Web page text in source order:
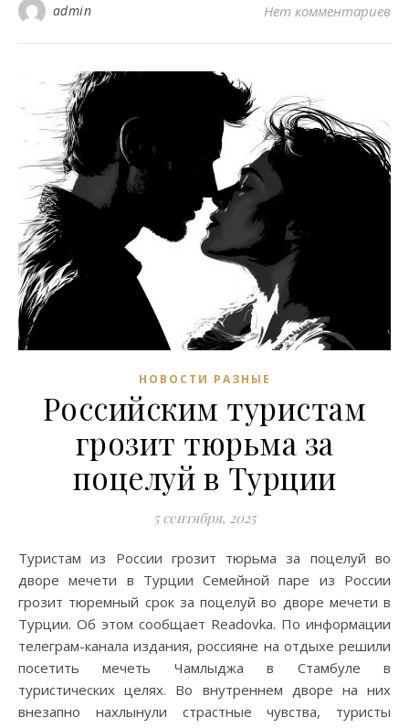
admin Нет комментариев
НОВОСТИ РАЗНЫЕ
Российским туристам
грозит тюрьма за
поцелуй в Турции
5 сентября, 2025
Туристам из России грозит тюрьма за поцелуй во
дворе мечети в Турции Семейной паре из России
грозит тюремный срок за поцелуй во дворе мечети в
Турции. Об этом сообщает Readovka. По информации
телеграм-канала издания, россияне на отдыхе решили
посетить мечеть Чамлыджа в Стамбуле в
туристических целях. Во внутреннем дворе на них
внезапно нахлынули страстные чувства, туристы